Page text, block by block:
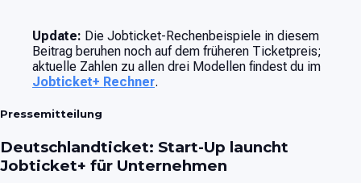
Update: Die Jobticket-Rechenbeispiele in diesem
Beitrag beruhen noch auf dem früheren Ticketpreis;
aktuelle Zahlen zu allen drei Modellen findest du im
Jobticket+ Rechner.
Pressemitteilung
Deutschlandticket: Start-Up launcht
Jobticket+ für Unternehmen